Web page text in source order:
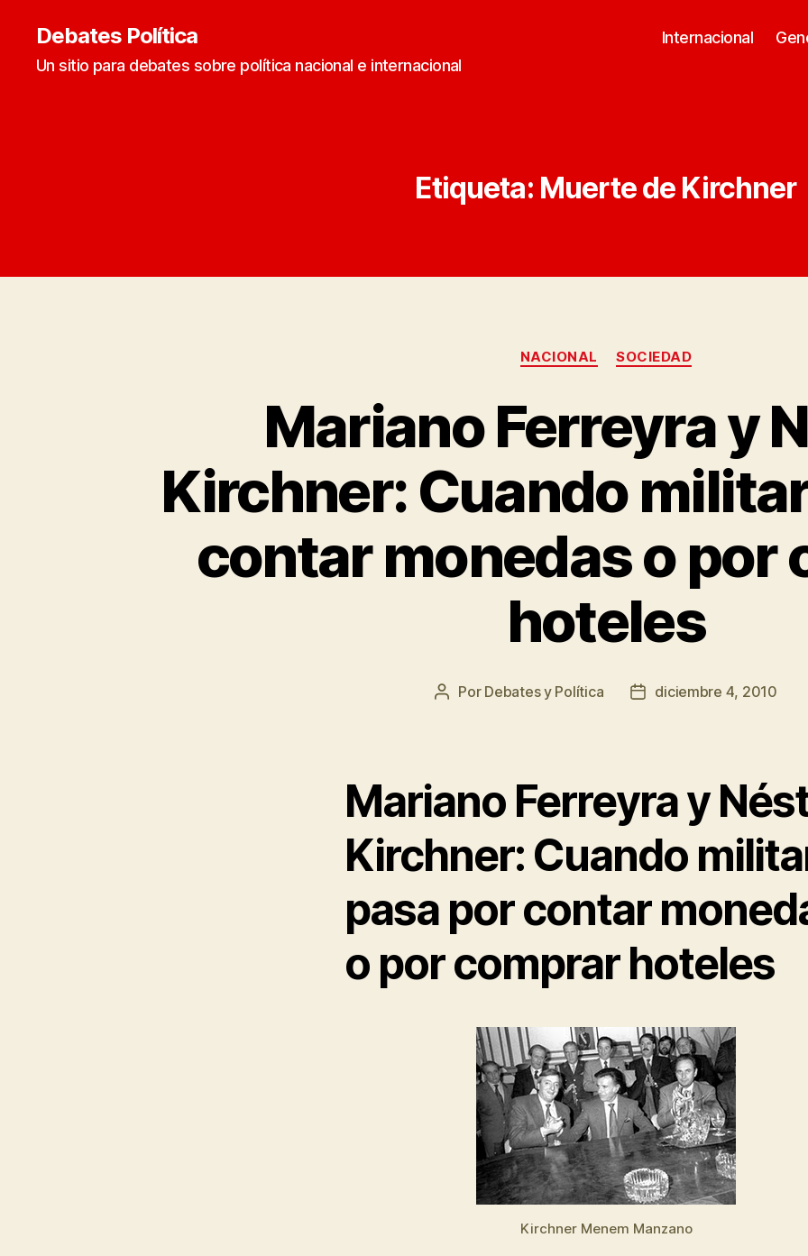
Debates Política
Un sitio para debates sobre política nacional e internacional
Internacional
Etiqueta: Muerte de Kirchner
Categorías
NACIONAL SOCIEDAD
Mariano Ferreyra y
Kirchner: Cuando
contar monedas o por
hoteles
Autor
Por Debates y Política
Fechadiciembre 4, 2010
Mariano Ferreyra y
Kirchner: Cuando
pasa por contar
o por comprar hoteles
Kirchner Menem Manzano